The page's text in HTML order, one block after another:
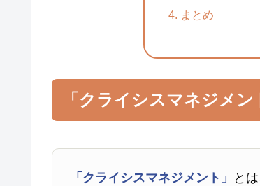
まとめ
「クライシスマネジメ
「クライシスマネジメント」 とは